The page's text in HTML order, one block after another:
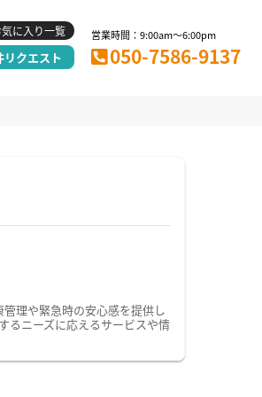
気に入り一覧
リクエスト
営業時間：9:00am～6:00pm
050-7586-9137
理や緊急時の安心感を提供し
るニーズに応えるサービスや情